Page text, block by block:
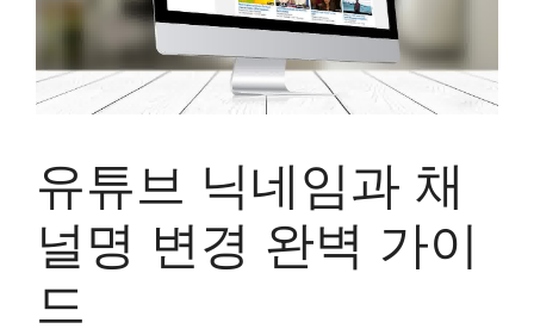
유튜브 닉네임과 채
널명 변경 완벽 가이
드